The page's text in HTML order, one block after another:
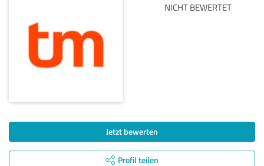
NICHT BEWERTET
Jetzt bewerten
Profil teilen